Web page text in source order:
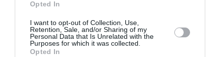
Opted In
I want to opt-out of Collection, Use,
Retention, Sale, and/or Sharing of my
Personal Data that Is Unrelated with the
Purposes for which it was collected.
Opted In
άρχισα τη συγγραφή του μυθιστορήματος μου
αποφάσισα να μην είμαι ιδιαίτερα εμφατικός με τη
γλώσσα. Μία από τις αλλαγές, σε σχέση με τα
προηγούμενα βιβλία μου, ήταν η χρήση σύντομων
φράσεων, διαλόγων και πάνω απ’όλα, η επιθυμία να